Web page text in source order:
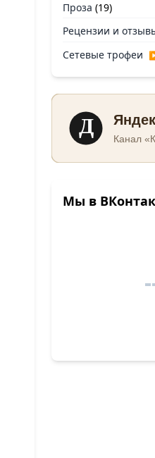
Проза (19)
Рецензии и
Сетевые трофеи
Д Канал
Мы в